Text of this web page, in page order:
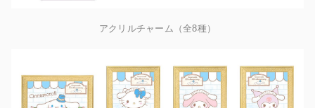
アクリルチャーム（全8種）